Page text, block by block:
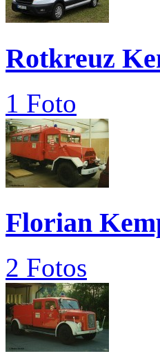
Rotkreuz
1 Foto
Florian
2 Fotos